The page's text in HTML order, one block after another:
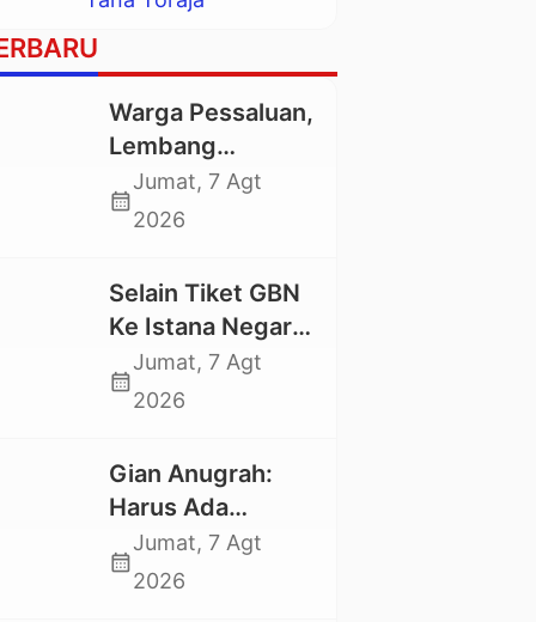
Ditangkap Polisi
Warga Pessaluan,
Lembang
Gandangbatu
Swadaya Cor
calendar_month
Jumat, 7 Agt
2026
Selain Tiket GBN
Ke Istana Negara,
Mahasiswa UKI
Toraja Oktavia
Pekan Seni
Mahasiswa
calendar_month
Jumat, 7 Agt
2026
Gian Anugrah:
Harus Ada
Kepastian Hukum
Hilangnya Stoner,
calendar_month
Jumat, 7 Agt
2026